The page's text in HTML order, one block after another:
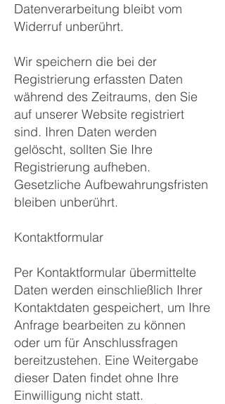
Datenverarbeitung bleibt vom
Widerruf unberührt.
Wir speichern die bei der
Registrierung erfassten Daten
während des Zeitraums, den Sie
auf unserer Website registriert
sind. Ihren Daten werden
gelöscht, sollten Sie Ihre
Registrierung aufheben.
Gesetzliche Aufbewahrungsfristen
bleiben unberührt.
Kontaktformular
Per Kontaktformular übermittelte
Daten werden einschließlich Ihrer
Kontaktdaten gespeichert, um Ihre
Anfrage bearbeiten zu können
oder um für Anschlussfragen
bereitzustehen. Eine Weitergabe
dieser Daten findet ohne Ihre
Einwilligung nicht statt.